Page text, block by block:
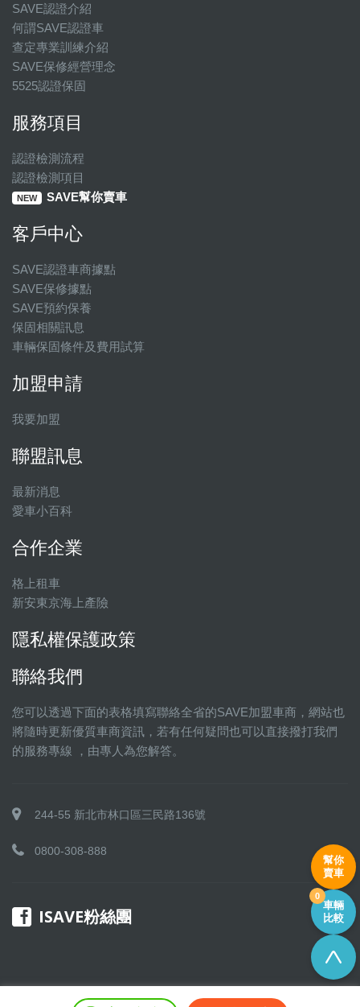
SAVE認證介紹
何謂SAVE認證車
查定專業訓練介紹
SAVE保修經營理念
5525認證保固
服務項目
認證檢測流程
認證檢測項目
NEW SAVE幫你賣車
客戶中心
SAVE認證車商據點
SAVE保修據點
SAVE預約保養
保固相關訊息
車輛保固條件及費用試算
加盟申請
我要加盟
聯盟訊息
最新消息
愛車小百科
合作企業
格上租車
新安東京海上產險
隱私權保護政策
聯絡我們
您可以透過下面的表格填寫聯絡全省的SAVE加盟車商，網站也
將隨時更新優質車商資訊，若有任何疑問也可以直接撥打我們
的服務專線 ，由專人為您解答。
244-55 新北市林口區三民路136號
0800-308-888
ISAVE粉絲團
幫你
賣車
車輛
比較
0